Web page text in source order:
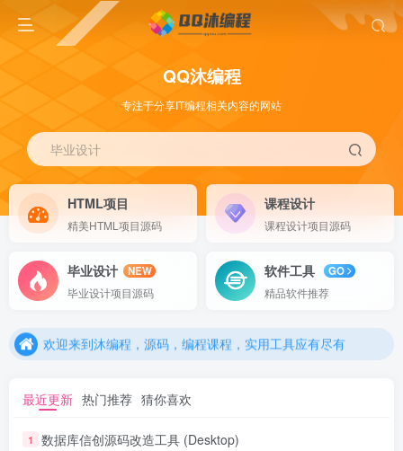
QQ沐编程
专注于分享IT编程相关内容的网站
毕业设计
HTML项目
精美HTML项目源码
课程设计
课程设计项目源码
毕业设计
NEW
毕业设计项目源码
软件工具
GO
精品软件推荐
欢迎来到沐编程，源码，编程课程，实用工具应有尽有
欢迎来到沐编程，源码，编程课程，实用工具应有尽有
最近更新 热门推荐 猜你喜欢
1 数据库信创源码改造工具 (Desktop)